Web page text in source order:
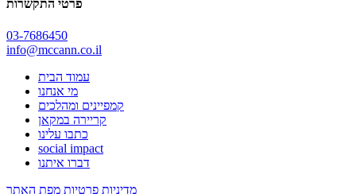
פרטי התקשרות
03-7686450
info@mccann.co.il
עמוד הבית
מי אנחנו
קמפיינים ומהלכים
קריירה במקאן
כתבו עלינו
social impact
דברו איתנו
מדיניות פרטיות מפת האתר